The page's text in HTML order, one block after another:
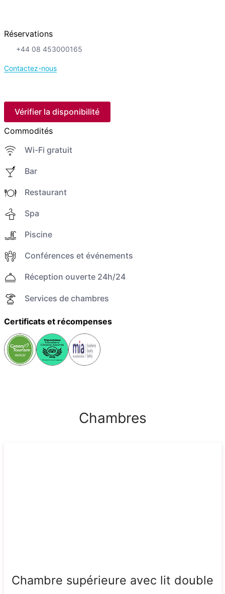
Réservations
+44 08 453000165
Contactez-nous
Vérifier la disponibilité
Commodités
Wi-Fi gratuit
Bar
Restaurant
Spa
Piscine
Conférences et événements
Réception ouverte 24h/24
Services de chambres
Certificats et récompenses
Chambres
Chambre supérieure avec lit double